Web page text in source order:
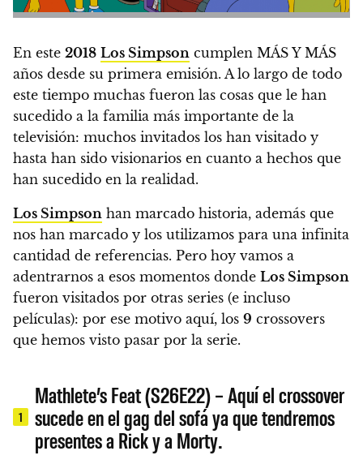
En este 2018 Los Simpson cumplen MÁS Y MÁS
años desde su primera emisión. A lo largo de todo
este tiempo muchas fueron las cosas que le han
sucedido a la familia más importante de la
televisión: muchos invitados los han visitado y
hasta han sido visionarios en cuanto a hechos que
han sucedido en la realidad.
Los Simpson han marcado historia, además que
nos han marcado y los utilizamos para una infinita
cantidad de referencias. Pero hoy vamos a
adentrarnos a esos momentos donde Los Simpson
fueron visitados por otras series (e incluso
películas): por ese motivo aquí, los 9 crossovers
que hemos visto pasar por la serie.
1
Mathlete’s Feat (S26E22) – Aquí el crossover
sucede en el gag del sofá ya que tendremos
presentes a Rick y a Morty.